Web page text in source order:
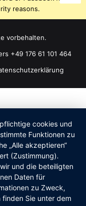
reasons.
vorbehalten.
+49 176 61 101 464
cookies und
Funktionen zu
„Alle akzeptieren“
(Zustimmung).
und die beteiligten
Daten für
zu Zweck,
Sie unter dem